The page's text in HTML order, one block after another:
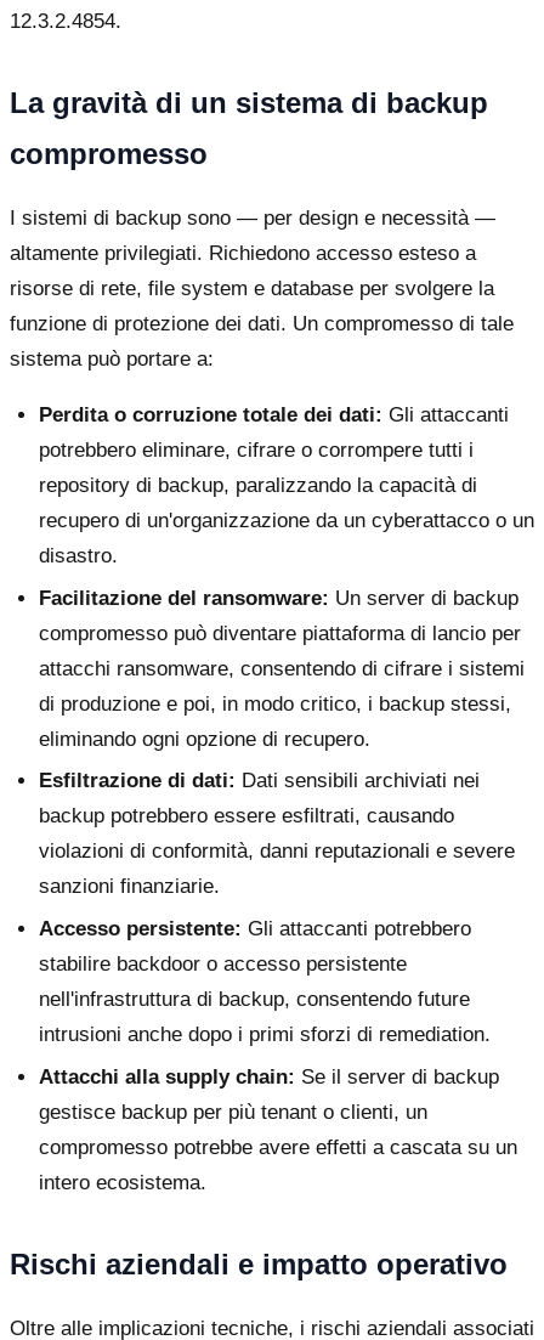
12.3.2.4854.
La gravità di un sistema di backup
compromesso
I sistemi di backup sono — per design e necessità —
altamente privilegiati. Richiedono accesso esteso a
risorse di rete, file system e database per svolgere la
funzione di protezione dei dati. Un compromesso di tale
sistema può portare a:
Perdita o corruzione totale dei dati: Gli attaccanti
potrebbero eliminare, cifrare o corrompere tutti i
repository di backup, paralizzando la capacità di
recupero di un'organizzazione da un cyberattacco o un
disastro.
Facilitazione del ransomware: Un server di backup
compromesso può diventare piattaforma di lancio per
attacchi ransomware, consentendo di cifrare i sistemi
di produzione e poi, in modo critico, i backup stessi,
eliminando ogni opzione di recupero.
Esfiltrazione di dati: Dati sensibili archiviati nei
backup potrebbero essere esfiltrati, causando
violazioni di conformità, danni reputazionali e severe
sanzioni finanziarie.
Accesso persistente: Gli attaccanti potrebbero
stabilire backdoor o accesso persistente
nell'infrastruttura di backup, consentendo future
intrusioni anche dopo i primi sforzi di remediation.
Attacchi alla supply chain: Se il server di backup
gestisce backup per più tenant o clienti, un
compromesso potrebbe avere effetti a cascata su un
intero ecosistema.
Rischi aziendali e impatto operativo
Oltre alle implicazioni tecniche, i rischi aziendali associati